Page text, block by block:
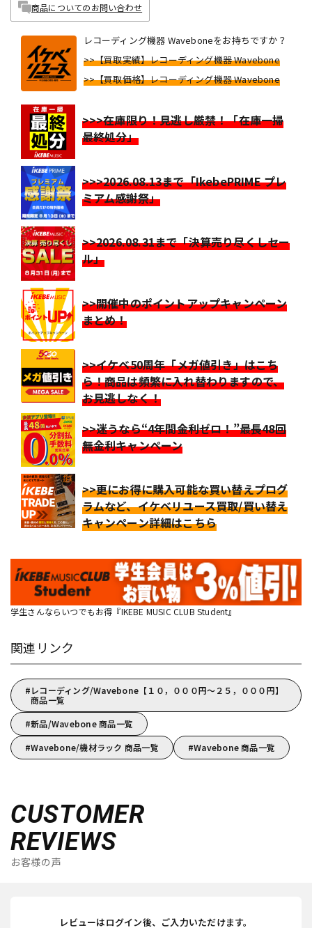
商品についてのお問い合わせ
レコーディング機器 Waveboneをお持ちですか？
>>【買取実績】レコーディング機器 Wavebone
>>【買取価格】レコーディング機器 Wavebone
>>>在庫限り！見逃し厳禁！「在庫一掃
最終処分」
>>>2026.08.13まで「IkebePRIME プレ
ミアム感謝祭」
>>2026.08.31まで「決算売り尽くしセー
ル」
>>開催中のポイントアップキャンペーン
まとめ！
>>イケベ50周年「メガ値引き」はこち
ら！商品は頻繁に入れ替わりますので、
お見逃しなく！
>>迷うなら“4年間金利ゼロ！”最長48回
無金利キャンペーン
>>更にお得に購入可能な買い替えプログ
ラムなど、イケベリユース買取/買い替え
キャンペーン詳細はこちら
学生さんならいつでもお得『IKEBE MUSIC CLUB Student』
関連リンク
レコーディング/Wavebone【１０，０００円～２５，０００円】
商品一覧
新品/Wavebone 商品一覧
Wavebone/機材ラック 商品一覧
Wavebone 商品一覧
CUSTOMER
REVIEWS
お客様の声
レビューはログイン後、ご入力いただけます。